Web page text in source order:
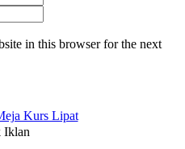
in this browser for the next